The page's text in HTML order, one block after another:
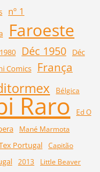
nº 1
Faroeste
Déc 1950
Déc
Comics França
Bélgica
Raro
Ed O
Mané Marmota
Portugal Capitão
2013
Little Beaver